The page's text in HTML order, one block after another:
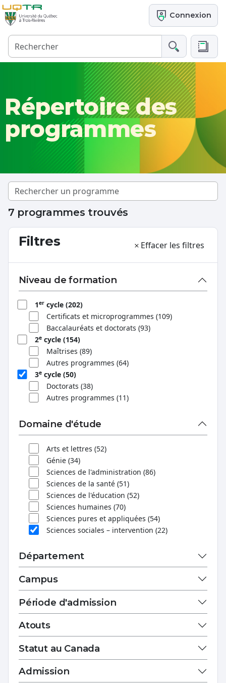
Connexion
Répertoire des
programmes
7 programmes trouvés
Filtres Effacer les filtres
Niveau de formation
1er cycle (202)
Certificats et microprogrammes (109)
Baccalauréats et doctorats (93)
2e cycle (154)
Maîtrises (89)
Autres programmes (64)
3e cycle (50)
Doctorats (38)
Autres programmes (11)
Domaine d'étude
Arts et lettres (52)
Génie (34)
Sciences de l'administration (86)
Sciences de la santé (51)
Sciences de l'éducation (52)
Sciences humaines (70)
Sciences pures et appliquées (54)
Sciences sociales – intervention (22)
Département
Campus
Période d'admission
Atouts
Statut au Canada
Admission